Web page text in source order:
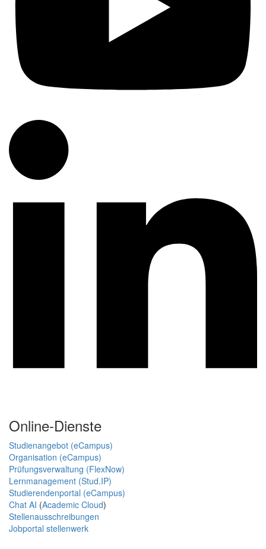
Online-Dienste
Studienangebot (eCampus)
Organisation (eCampus)
Prüfungsverwaltung (FlexNow)
Lernmanagement (Stud.IP)
Studierendenportal (eCampus)
Chat AI (Academic Cloud)
Stellenausschreibungen
Jobportal stellenwerk